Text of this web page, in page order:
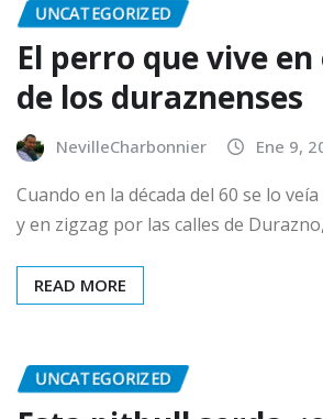
UNCATEGORIZED
El perro que vive
de los duraznenses
NevilleCharbonnier Ene 9,
Cuando en la década del 60 se lo
y en zigzag por las calles de
READ MORE
UNCATEGORIZED